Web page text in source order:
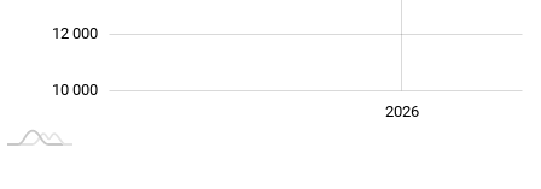
10 000
12 000
2026